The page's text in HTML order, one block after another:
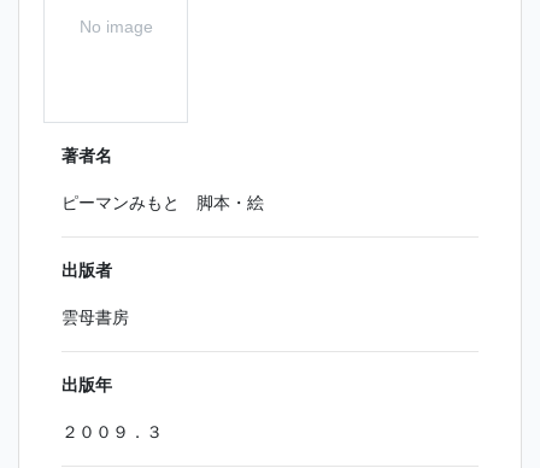
No image
著者名
ピーマンみもと 脚本・絵
出版者
雲母書房
出版年
２００９．３